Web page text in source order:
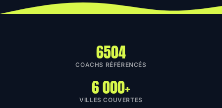
6504
COACHS RÉFÉRENCÉS
6 000+
VILLES COUVERTES